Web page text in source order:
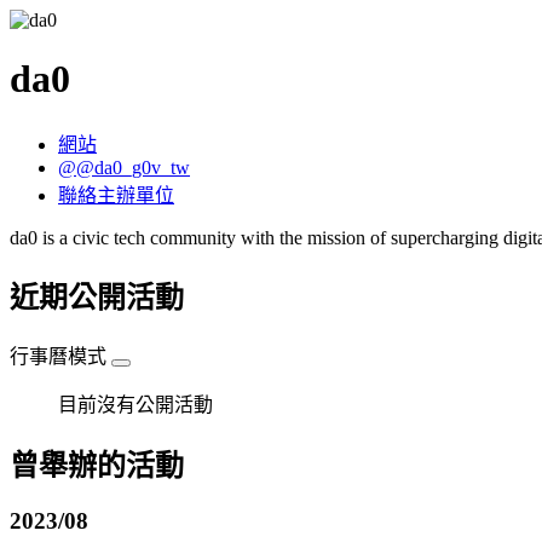
da0
網站
@@da0_g0v_tw
聯絡主辦單位
da0 is a civic tech community with the mission of supercharging
近期公開活動
行事曆模式
目前沒有公開活動
曾舉辦的活動
2023/08